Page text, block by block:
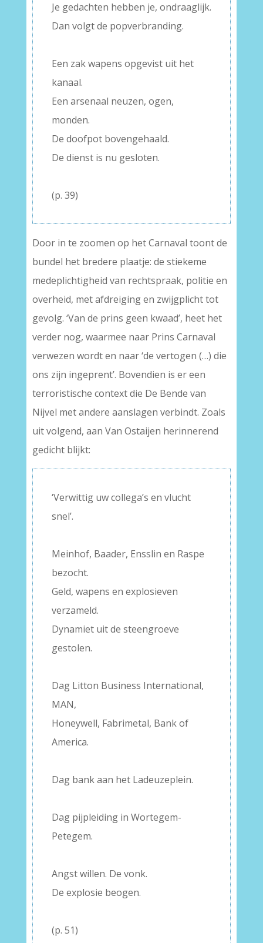
Je gedachten hebben je, ondraaglijk.
Dan volgt de popverbranding.
Een zak wapens opgevist uit het
kanaal.
Een arsenaal neuzen, ogen,
monden.
De doofpot bovengehaald.
De dienst is nu gesloten.
(p. 39)
Door in te zoomen op het Carnaval toont de
bundel het bredere plaatje: de stiekeme
medeplichtigheid van rechtspraak, politie en
overheid, met afdreiging en zwijgplicht tot
gevolg. ‘Van de prins geen kwaad’, heet het
verder nog, waarmee naar Prins Carnaval
verwezen wordt en naar ‘de vertogen (…) die
ons zijn ingeprent’. Bovendien is er een
terroristische context die De Bende van
Nijvel met andere aanslagen verbindt. Zoals
uit volgend, aan Van Ostaijen herinnerend
gedicht blijkt:
‘Verwittig uw collega’s en vlucht
snel’.
Meinhof, Baader, Ensslin en Raspe
bezocht.
Geld, wapens en explosieven
verzameld.
Dynamiet uit de steengroeve
gestolen.
Dag Litton Business International,
MAN,
Honeywell, Fabrimetal, Bank of
America.
Dag bank aan het Ladeuzeplein.
Dag pijpleiding in Wortegem-
Petegem.
Angst willen. De vonk.
De explosie beogen.
(p. 51)